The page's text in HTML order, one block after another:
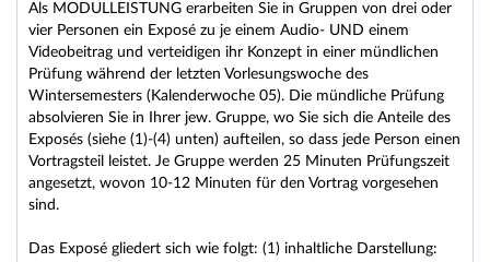
Als MODULLEISTUNG erarbeiten Sie in Gruppen von drei oder
vier Personen ein Exposé zu je einem Audio- UND einem
Videobeitrag und verteidigen ihr Konzept in einer mündlichen
Prüfung während der letzten Vorlesungswoche des
Wintersemesters (Kalenderwoche 05). Die mündliche Prüfung
absolvieren Sie in Ihrer jew. Gruppe, wo Sie sich die Anteile des
Exposés (siehe (1)-(4) unten) aufteilen, so dass jede Person einen
Vortragsteil leistet. Je Gruppe werden 25 Minuten Prüfungszeit
angesetzt, wovon 10-12 Minuten für den Vortrag vorgesehen
sind.
Das Exposé gliedert sich wie folgt: (1) inhaltliche Darstellung: